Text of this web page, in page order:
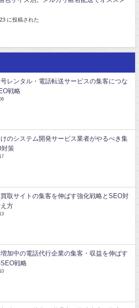
に投稿された
レンタル・電話転送サービスの集客につな
戦略
のシステム開発サービス業者がやるべき集
対策
取サイトの集客を伸ばす強化戦略とSEO対
方
加中の電話代行企業の集客・収益を伸ばす
戦略